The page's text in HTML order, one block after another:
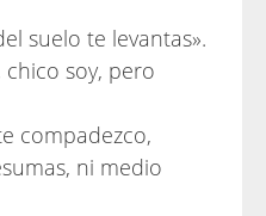
suelo te levantas».
chico soy, pero
compadezco,
ni medio